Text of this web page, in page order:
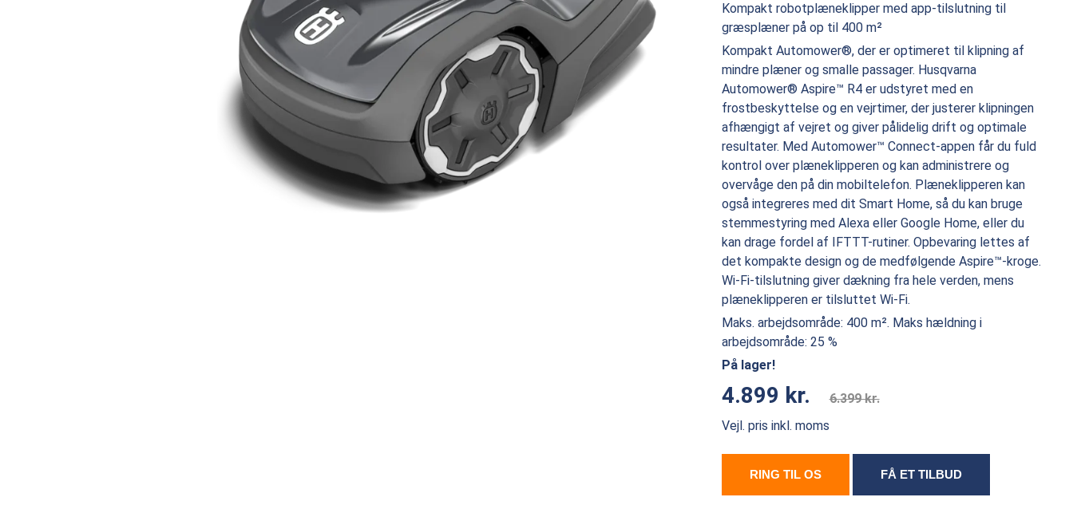
Kompakt robotplæneklipper med app-tilslutning til
græsplæner på op til 400 m²
Kompakt Automower®, der er optimeret til klipning af
mindre plæner og smalle passager. Husqvarna
Automower® Aspire™ R4 er udstyret med en
frostbeskyttelse og en vejrtimer, der justerer klipningen
afhængigt af vejret og giver pålidelig drift og optimale
resultater. Med Automower™ Connect-appen får du fuld
kontrol over plæneklipperen og kan administrere og
overvåge den på din mobiltelefon. Plæneklipperen kan
også integreres med dit Smart Home, så du kan bruge
stemmestyring med Alexa eller Google Home, eller du
kan drage fordel af IFTTT-rutiner. Opbevaring lettes af
det kompakte design og de medfølgende Aspire™-kroge.
Wi-Fi-tilslutning giver dækning fra hele verden, mens
plæneklipperen er tilsluttet Wi-Fi.
Maks. arbejdsområde: 400 m². Maks hældning i
arbejdsområde: 25 %
På lager!
4.899 kr.
6.399 kr.
Vejl. pris inkl. moms
RING TIL OS FÅ ET TILBUD